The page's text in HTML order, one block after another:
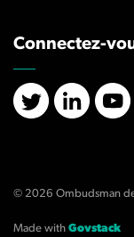
Connectez-
X/TwitterLinkedIn
© 2026 Ombudsman
Made with Govstack